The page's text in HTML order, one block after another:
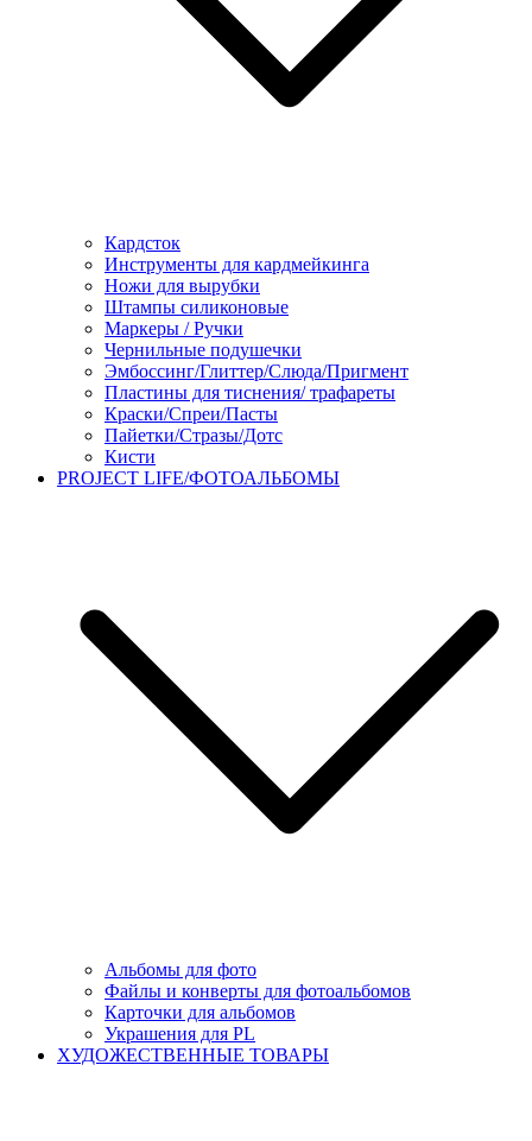
Кардсток
Инструменты для кардмейкинга
Ножи для вырубки
Штампы силиконовые
Маркеры / Ручки
Чернильные подушечки
Эмбоссинг/Глиттер/Слюда/Пригмент
Пластины для тиснения/ трафареты
Краски/Спреи/Пасты
Пайетки/Стразы/Дотс
Кисти
PROJECT LIFE/ФОТОАЛЬБОМЫ
Альбомы для фото
Файлы и конверты для фотоальбомов
Карточки для альбомов
Украшения для PL
ХУДОЖЕСТВЕННЫЕ ТОВАРЫ